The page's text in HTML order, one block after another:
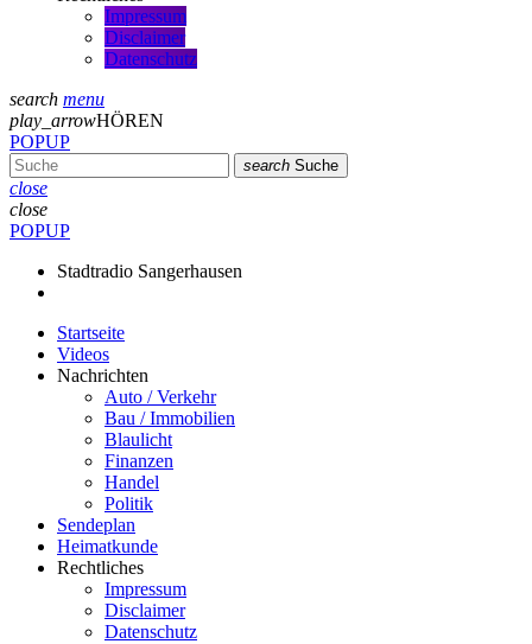
Impressum
Disclaimer
Datenschutz
search menu
play_arrowHÖREN
POPUP
search Suche
close
close
POPUP
Stadtradio Sangerhausen
Startseite
Videos
Nachrichten
Auto / Verkehr
Bau / Immobilien
Blaulicht
Finanzen
Handel
Politik
Sendeplan
Heimatkunde
Rechtliches
Impressum
Disclaimer
Datenschutz